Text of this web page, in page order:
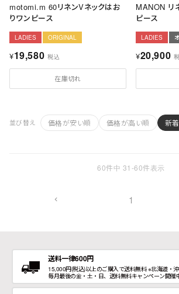
motomi.m 60リネンVネックはお
りワンピース
LADIES ORIGINAL
¥19,580 税込
在庫切れ
MANON リ
ピース
LADIES
¥20,900
並び替え 価格が安い順 価格が高い順 新
60件中 31 -60件表示
1
送料一律600円
15,000円(税込)以上のご購入で送料無料 ※北海道・
毎月最後の金・土・日、送料無料キャンペーン開催